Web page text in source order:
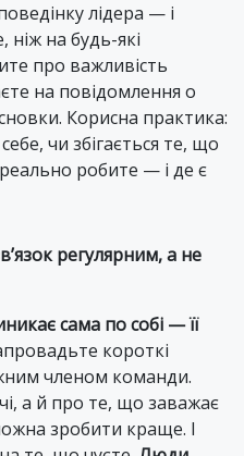
лідера — і
ніж на будь-які
про важливість
на повідомлення о
Корисна практика:
чи збігається те, що
робите — і де є
регулярним, а не
сама по собі — її
короткі
членом команди.
а й про те, що заважає
зробити краще. І